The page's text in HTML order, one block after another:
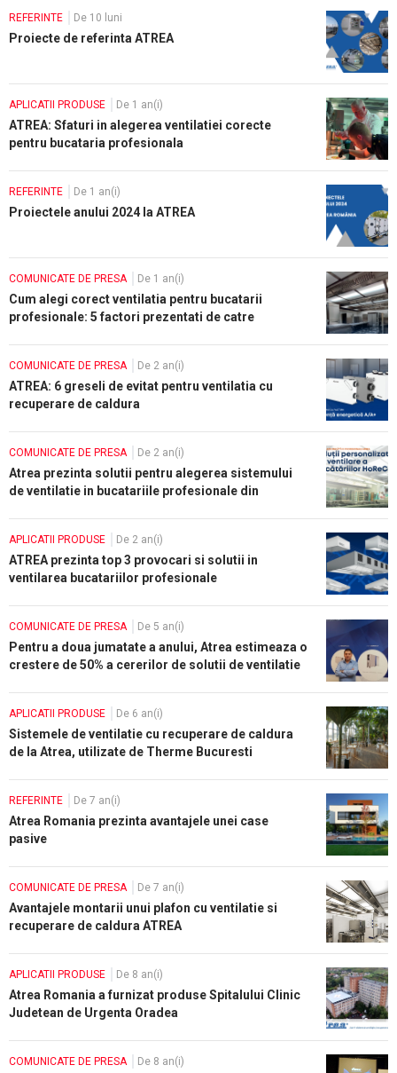
REFERINTE De 10 luni
Proiecte de referinta ATREA
APLICATII PRODUSE De 1 an(i)
ATREA: Sfaturi in alegerea ventilatiei corecte
pentru bucataria profesionala
REFERINTE De 1 an(i)
Proiectele anului 2024 la ATREA
COMUNICATE DE PRESA De 1 an(i)
Cum alegi corect ventilatia pentru bucatarii
profesionale: 5 factori prezentati de catre
COMUNICATE DE PRESA De 2 an(i)
ATREA: 6 greseli de evitat pentru ventilatia cu
recuperare de caldura
COMUNICATE DE PRESA De 2 an(i)
Atrea prezinta solutii pentru alegerea sistemului
de ventilatie in bucatariile profesionale din
APLICATII PRODUSE De 2 an(i)
ATREA prezinta top 3 provocari si solutii in
ventilarea bucatariilor profesionale
COMUNICATE DE PRESA De 5 an(i)
Pentru a doua jumatate a anului, Atrea estimeaza o
crestere de 50% a cererilor de solutii de ventilatie
APLICATII PRODUSE De 6 an(i)
Sistemele de ventilatie cu recuperare de caldura
de la Atrea, utilizate de Therme Bucuresti
REFERINTE De 7 an(i)
Atrea Romania prezinta avantajele unei case
pasive
COMUNICATE DE PRESA De 7 an(i)
Avantajele montarii unui plafon cu ventilatie si
recuperare de caldura ATREA
APLICATII PRODUSE De 8 an(i)
Atrea Romania a furnizat produse Spitalului Clinic
Judetean de Urgenta Oradea
COMUNICATE DE PRESA De 8 an(i)